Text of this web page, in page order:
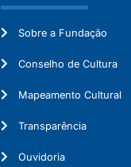
Sobre a Fundação
Conselho de Cultura
Mapeamento Cultural
Transparência
Ouvidoria